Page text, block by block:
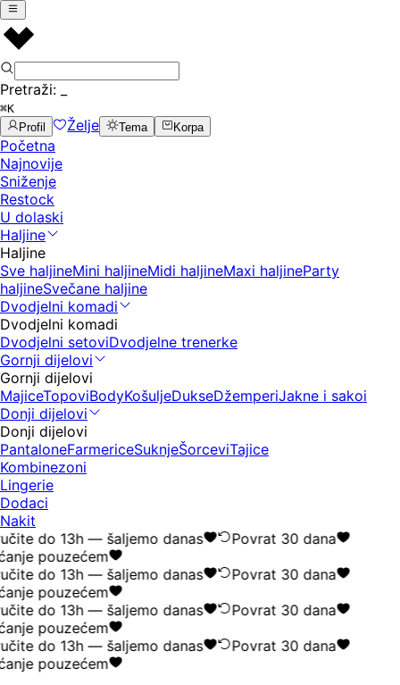
Pretraži:
⌘K
Profil
Želje Tema Korpa
Početna
Najnovije
Sniženje
Restock
U dolaski
Haljine
Haljine
Sve haljineMini haljineMidi haljineMaxi haljineParty
haljineSvečane haljine
Dvodjelni komadi
Dvodjelni komadi
Dvodjelni setoviDvodjelne trenerke
Gornji dijelovi
Gornji dijelovi
MajiceTopoviBodyKošuljeDukseDžemperiJakne i sakoi
Donji dijelovi
Donji dijelovi
PantaloneFarmericeSuknjeŠorceviTajice
Kombinezoni
Lingerie
Dodaci
Nakit
do 13h — šaljemo danas
Povrat 30 dana
pouzećem
do 13h — šaljemo danas
Povrat 30 dana
pouzećem
do 13h — šaljemo danas
Povrat 30 dana
pouzećem
do 13h — šaljemo danas
Povrat 30 dana
pouzećem